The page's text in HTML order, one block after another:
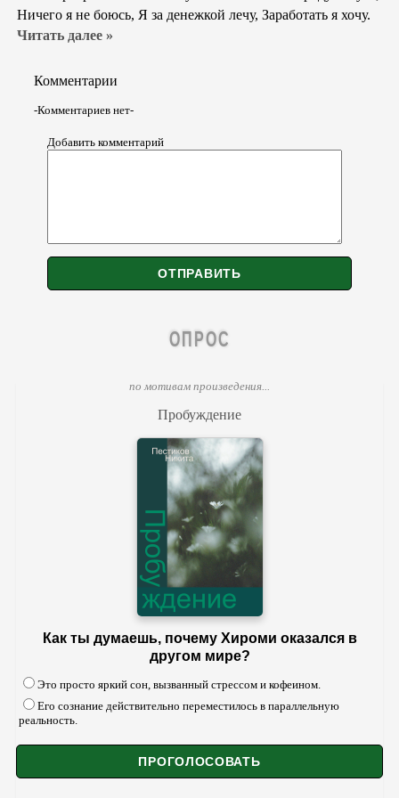
Ничего я не боюсь, Я за денежкой лечу, Заработать я хочу.
Читать далее »
Комментарии
-Комментариев нет-
Добавить комментарий
ОПРОС
по мотивам произведения...
Пробуждение
Как ты думаешь, почему Хироми оказался в
другом мире?
Это просто яркий сон, вызванный стрессом и кофеином.
Его сознание действительно переместилось в параллельную
реальность.